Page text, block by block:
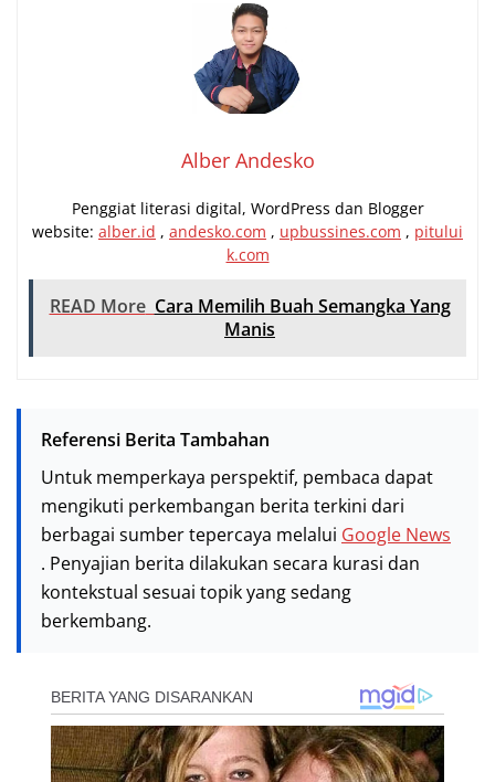
Alber Andesko
Penggiat literasi digital, WordPress dan Blogger
website: alber.id , andesko.com , upbussines.com , pitului
k.com
READ More Cara Memilih Buah Semangka Yang
Manis
Referensi Berita Tambahan
Untuk memperkaya perspektif, pembaca dapat
mengikuti perkembangan berita terkini dari
berbagai sumber tepercaya melalui Google News
. Penyajian berita dilakukan secara kurasi dan
kontekstual sesuai topik yang sedang
berkembang.